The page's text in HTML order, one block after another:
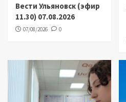
Вести Ульяновск (эфир
11.30) 07.08.2026
07/08/2026 0